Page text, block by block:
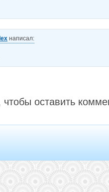
написал:
чтобы оставить